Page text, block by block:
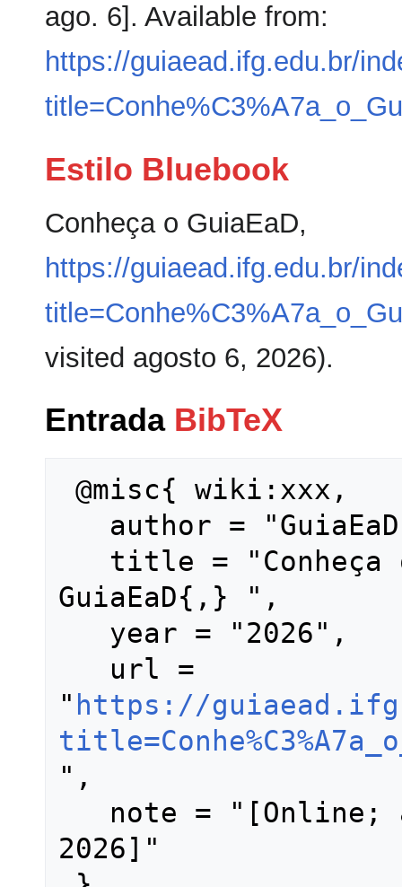
ago. 6]. Available from:
https://guiaead.ifg.edu.br/
Estilo Bluebook
Conheça o GuiaEaD,
https://guiaead.ifg.edu.br/
visited agosto 6, 2026).
Entrada BibTeX
GuiaEaD{,} ",
" https://
",
2026]"